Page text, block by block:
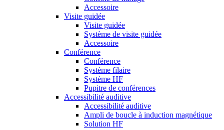
Accessoire
Visite guidée
Visite guidée
Système de visite guidée
Accessoire
Conférence
Conférence
Système filaire
Système HF
Pupitre de conférences
Accessibilité auditive
Accessibilité auditive
Ampli de boucle à induction magnétique
Solution HF